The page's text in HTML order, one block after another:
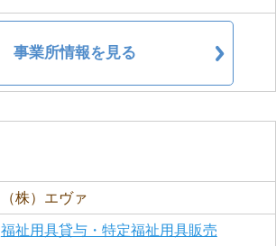
事業所情報を見る
（株）エヴァ
福祉用具貸与・特定福祉用具販売